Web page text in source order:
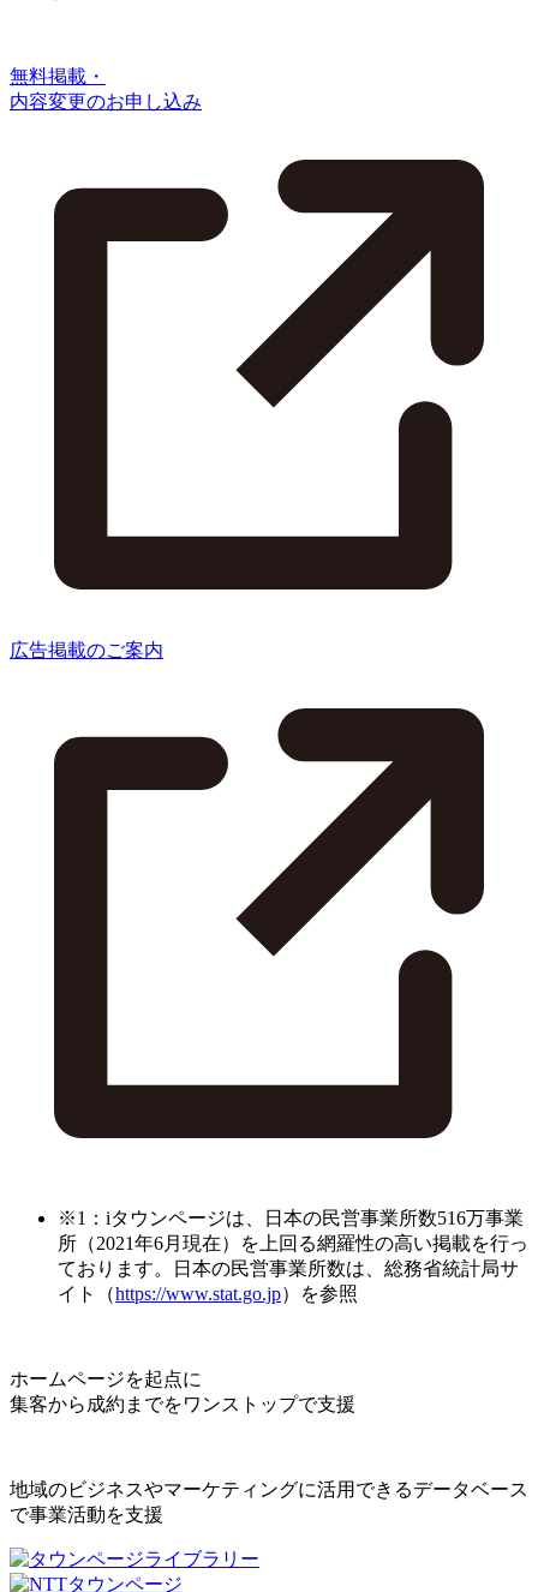
無料掲載・
内容変更のお申し込み
広告掲載のご案内
※1：iタウンページは、日本の民営事業所数516万事業
所（2021年6月現在）を上回る網羅性の高い掲載を行っ
ております。日本の民営事業所数は、総務省統計局サ
イト（https://www.stat.go.jp）を参照
ホームページを起点に
集客から成約までをワンストップで支援
地域のビジネスやマーケティングに活用できるデータベース
で事業活動を支援